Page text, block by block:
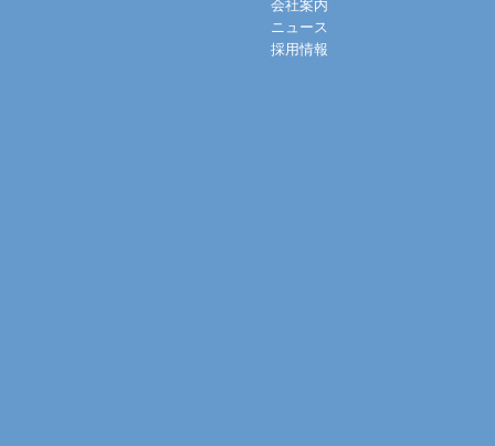
会社案内
ニュース
採用情報